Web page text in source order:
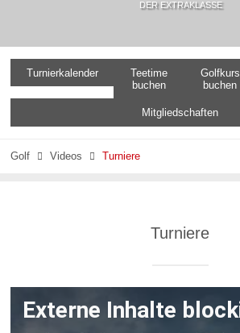
DER EXTRAKLASSE
Turnierkalender
Teetime
buchen
Golfkurs
buchen
Mitgliedschaften
Golf  Videos  Turniere
Turniere